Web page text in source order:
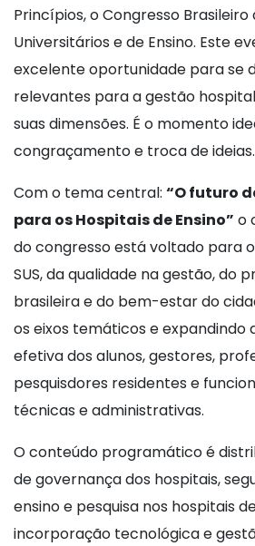
Princípios, o Congresso Brasileiro
Universitários e de Ensino. Este
excelente oportunidade para se
relevantes para a gestão
suas dimensões. É o momento
congraçamento e troca de ideias.
Com o tema central: “O futuro
para os Hospitais de Ensino” o
do congresso está voltado para
SUS, da qualidade na gestão, do
brasileira e do bem-estar do
os eixos temáticos e expandindo
efetiva dos alunos, gestores,
pesquisdores residentes e
técnicas e administrativas.
O conteúdo programático é
de governança dos hospitais,
ensino e pesquisa nos hospitais
incorporação tecnológica e